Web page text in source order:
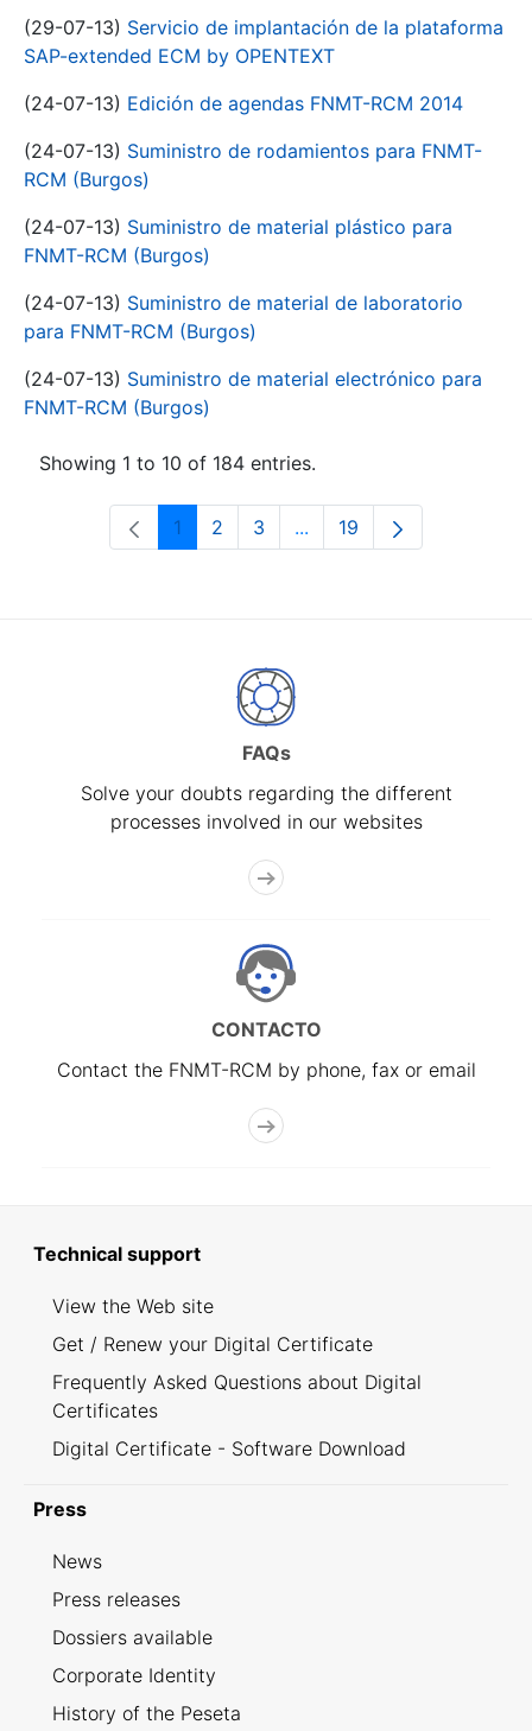
(29-07-13) Servicio de implantación de la plataforma
SAP-extended ECM by OPENTEXT
(24-07-13) Edición de agendas FNMT-RCM 2014
(24-07-13) Suministro de rodamientos para FNMT-
RCM (Burgos)
(24-07-13) Suministro de material plástico para
FNMT-RCM (Burgos)
(24-07-13) Suministro de material de laboratorio
para FNMT-RCM (Burgos)
(24-07-13) Suministro de material electrónico para
FNMT-RCM (Burgos)
Showing 1 to 10 of 184 entries.
Page
1 Page
2 Page
3 ...Intermediate Pages Use
Page
19
FAQs
Solve your doubts regarding the different
processes involved in our websites
CONTACTO
Contact the FNMT-RCM by phone, fax or email
Technical support
View the Web site
Get / Renew your Digital Certificate
Frequently Asked Questions about Digital
Certificates
Digital Certificate - Software Download
Press
News
Press releases
Dossiers available
Corporate Identity
History of the Peseta